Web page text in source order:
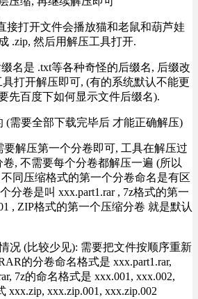
接打开文件会播放猫和老鼠和葫芦娃
.zip, 然后用解压工具打开.
名是 .txt等各种奇怪的后缀名, 后缀改
打开解压即可, (有的系统默认不能更
先百度下如何显示文件后缀名).
(需要全部下载完毕后 才能正确解压)
解压第一个分卷即可, 工具在解压过
, 不需要每个分卷都解压一遍 (所以
同压缩格式的第一个分卷命名是有区
分卷是叫 xxx.part1.rar , 7z格式的第一
, ZIP格式的第一个压缩分卷 就是默认
况 (比较少见): 需要把文件按顺序重新
的分卷命名格式是 xxx.part1.rar,
7z的命名格式是 xxx.001, xxx.002,
xxx.zip, xxx.zip.001, xxx.zip.002